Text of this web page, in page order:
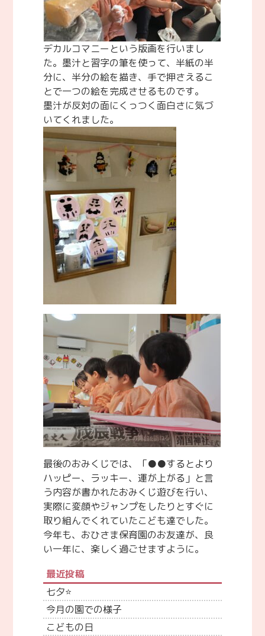
デカルコマニーという版画を行いまし
た。墨汁と習字の筆を使って、半紙の半
分に、半分の絵を描き、手で押さえるこ
とで一つの絵を完成させるものです。
墨汁が反対の面にくっつく面白さに気づ
いてくれました。
最後のおみくじでは、「●●するとより
ハッピー、ラッキー、運が上がる」と言
う内容が書かれたおみくじ遊びを行い、
実際に変顔やジャンプをしたりとすぐに
取り組んでくれていたこども達でした。
今年も、おひさま保育園のお友達が、良
い一年に、楽しく過ごせますように。
最近投稿
七夕⭐
今月の園での様子
こどもの日